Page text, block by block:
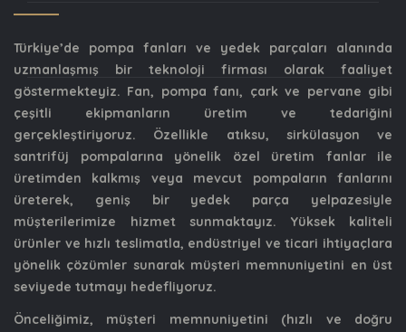
Türkiye’de pompa fanları ve yedek parçaları alanında
uzmanlaşmış bir teknoloji firması olarak faaliyet
göstermekteyiz. Fan, pompa fanı, çark ve pervane gibi
çeşitli ekipmanların üretim ve tedariğini
gerçekleştiriyoruz. Özellikle atıksu, sirkülasyon ve
santrifüj pompalarına yönelik özel üretim fanlar ile
üretimden kalkmış veya mevcut pompaların fanlarını
üreterek, geniş bir yedek parça yelpazesiyle
müşterilerimize hizmet sunmaktayız. Yüksek kaliteli
ürünler ve hızlı teslimatla, endüstriyel ve ticari ihtiyaçlara
yönelik çözümler sunarak müşteri memnuniyetini en üst
seviyede tutmayı hedefliyoruz.
Önceliğimiz, müşteri memnuniyetini (hızlı ve doğru